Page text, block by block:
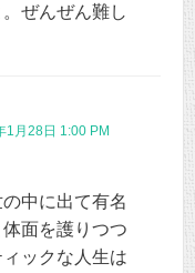
ぜんぜん難し
1月28日 1:00 PM
中に出て有名
面を護りつつ
ックな人生は